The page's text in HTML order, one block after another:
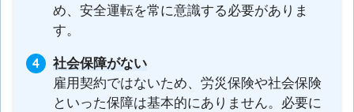
め、安全運転を常に意識する必要がありま
す。
社会保障がない
雇用契約ではないため、労災保険や社会保険
といった保障は基本的にありません。必要に